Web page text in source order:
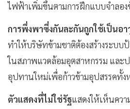
ไฟฟ้าเพิ่มขึ้นตามการฝึกแบบจำลอง
การพึ่งพาซึ่งกันละกันถูกใช้เป็นอา
ทำให้บริษัทข้ามชาติต้องสร้างระบบ
ในสภาพแวดล้อมอุตสาหกรรม และป
อุปทานใหม่เพื่อก้าวข้ามอุปสรรคทั้ง
ตัวแสดงที่ไม่ใช่รัฐแสดงให้เห็นควา